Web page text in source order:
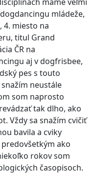
mládeže,
4. miesto na
titul Grand
ČR na
aj v dogfrisbee,
pes s touto
neustále
som naprosto
tak dlho, ako
Vždy sa snažím cvičiť
bavila a cviky
ako
rokov som
časopisoch.